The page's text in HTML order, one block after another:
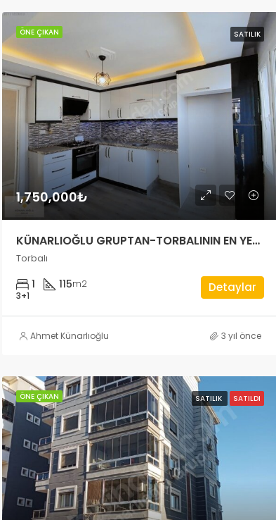
ÖNE ÇIKAN SATILIK
1,750,000₺
KÜNARLIOĞLU GRUPTAN-TORBALININ EN YEŞİL SİTESİNDE 3+1 YAPILI
Torbalı
1 115m2
3+1
Detaylar
Ahmet Künarlıoğlu 3 yıl önce
ÖNE ÇIKAN SATILIK SATILDI